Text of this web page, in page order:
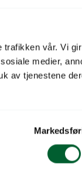
trafikken vår. Vi gir
medier,
av tjenestene
Pris